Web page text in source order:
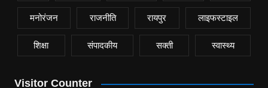
मनोरंजन राजनीति रायपुर लाइफस्टाइल
शिक्षा संपादकीय सक्ती स्वास्थ्य
Visitor Counter